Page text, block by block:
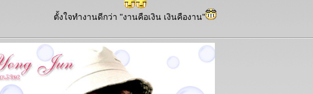
ตั้งใจทำงานดีกว่า "งานคือเงิน เงินคืองาน"